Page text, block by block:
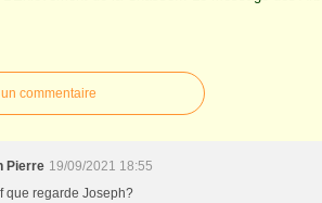
commentaire
Pierre 19/09/2021 18:55
que regarde Joseph?